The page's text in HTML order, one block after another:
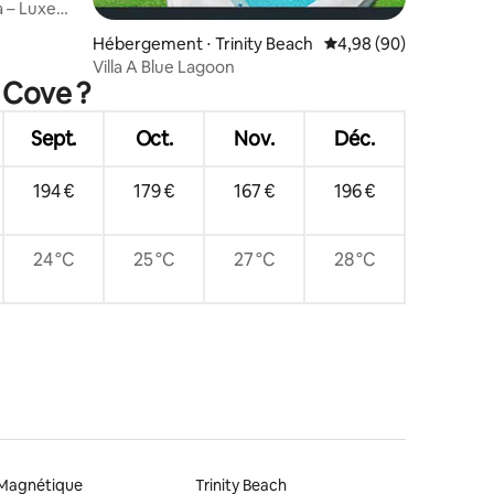
– Luxe
Hébergement ⋅ Trinity Beach Évaluation moyenne
4,98 (90)
Villa A Blue Lagoon
?
Sept. Oct. Nov. Déc.
194 € 179 € 167 € 196 €
24 °C 25 °C 27 °C 28 °C
Trinity Beach